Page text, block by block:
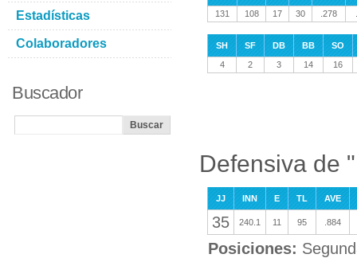
131
108 17 30 .278
SH SF DB BB
SO
4
2 3 14 16
Defensiva de
JJ INN E TL AVE
35 240.1 11 95 .884
Posiciones:
Estadísticas
Colaboradores
Buscador